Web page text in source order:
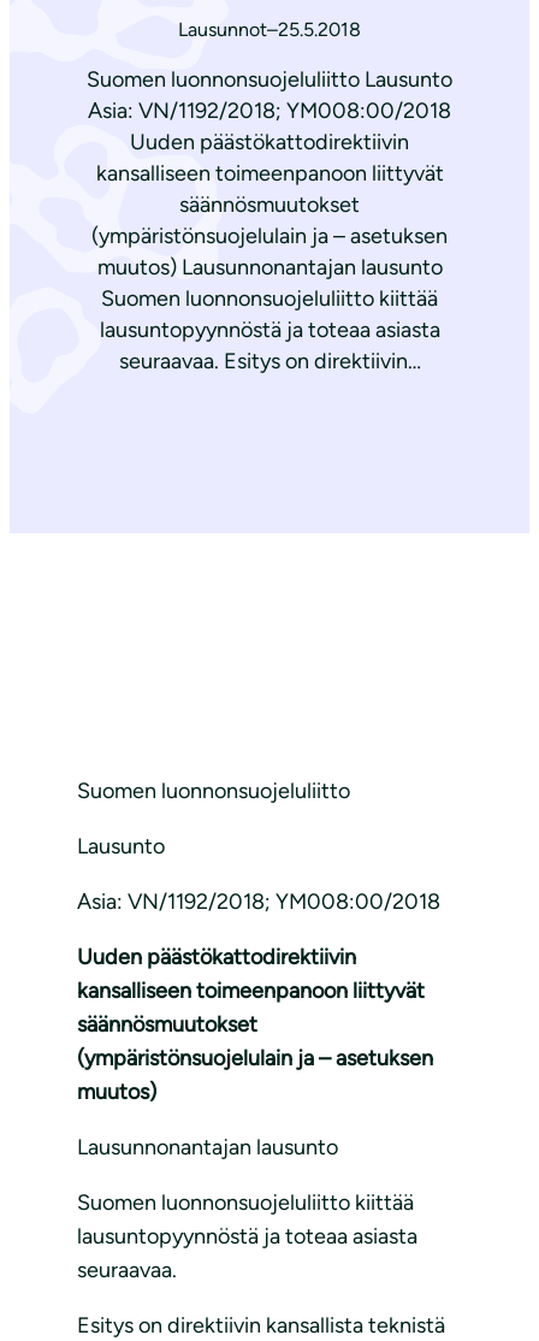
Lausunnot–25.5.2018
Suomen luonnonsuojeluliitto Lausunto
Asia: VN/1192/2018; YM008:00/2018
Uuden päästökattodirektiivin
kansalliseen toimeenpanoon liittyvät
säännösmuutokset
(ympäristönsuojelulain ja – asetuksen
muutos) Lausunnonantajan lausunto
Suomen luonnonsuojeluliitto kiittää
lausuntopyynnöstä ja toteaa asiasta
seuraavaa. Esitys on direktiivin…
Suomen luonnonsuojeluliitto
Lausunto
Asia: VN/1192/2018; YM008:00/2018
Uuden päästökattodirektiivin
kansalliseen toimeenpanoon liittyvät
säännösmuutokset
(ympäristönsuojelulain ja – asetuksen
muutos)
Lausunnonantajan lausunto
Suomen luonnonsuojeluliitto kiittää
lausuntopyynnöstä ja toteaa asiasta
seuraavaa.
Esitys on direktiivin kansallista teknistä